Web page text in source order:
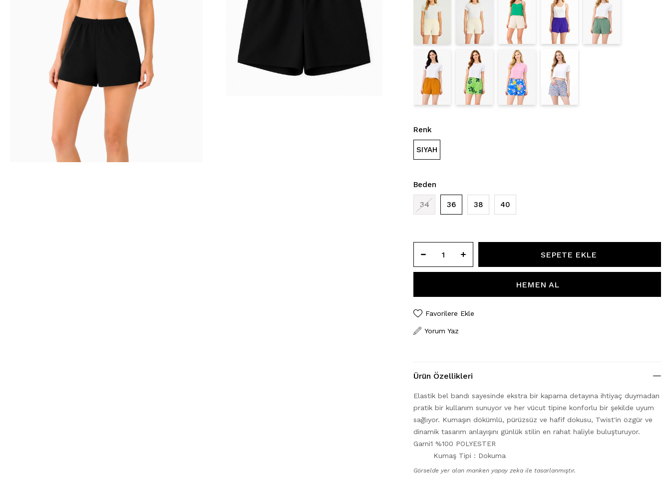
Renk
SIYAH
Beden
34 36 38 40
Favorilere Ekle
Yorum Yaz
Ürün Özellikleri
Elastik bel bandı sayesinde ekstra bir kapama detayına ihtiyaç duymadan
pratik bir kullanım sunuyor ve her vücut tipine konforlu bir şekilde uyum
sağlıyor. Kumaşın dökümlü, pürüzsüz ve hafif dokusu, Twist'in özgür ve
dinamik tasarım anlayışını günlük stilin en rahat haliyle buluşturuyor.
Garni1 %100 POLYESTER
Kumaş Tipi : Dokuma
Görselde yer alan manken yapay zeka ile tasarlanmıştır.